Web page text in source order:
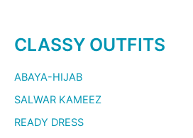
CLASSY OUTFITS
ABAYA-HIJAB
SALWAR KAMEEZ
READY DRESS